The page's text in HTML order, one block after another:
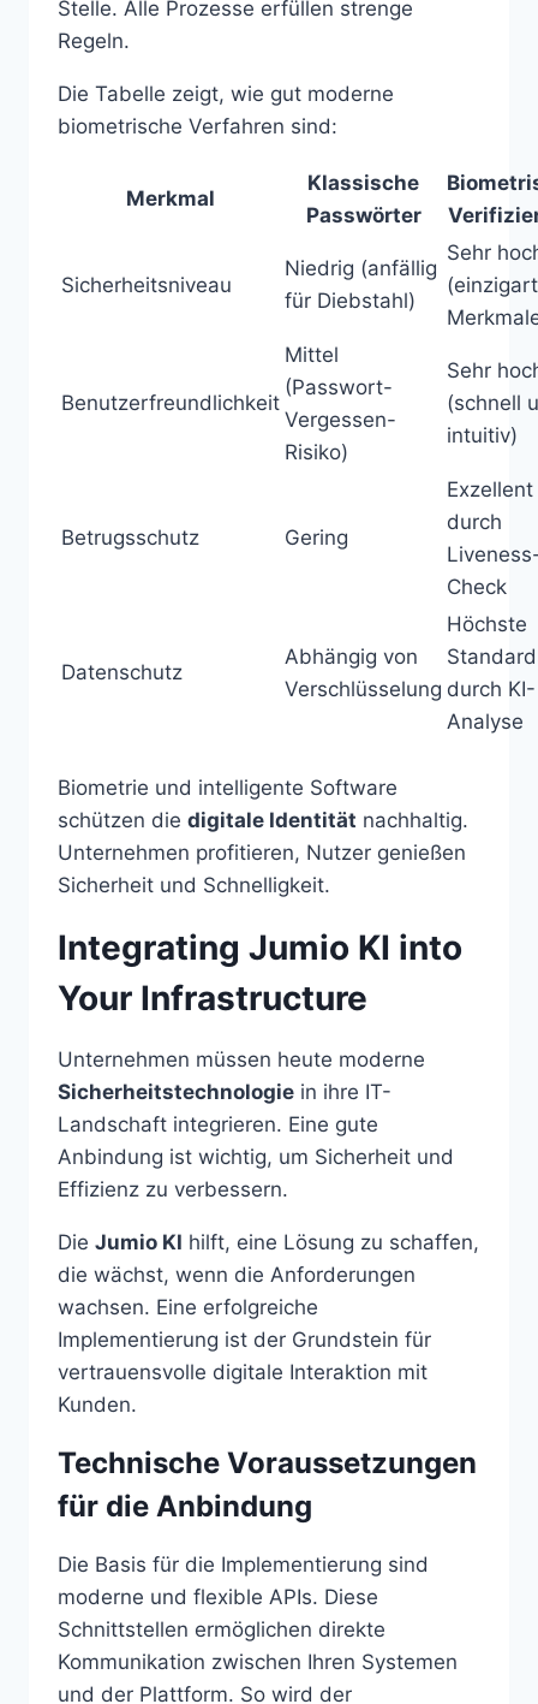
Stelle. Alle Prozesse erfüllen strenge
Regeln.
Die Tabelle zeigt, wie gut moderne
biometrische Verfahren sind:
Merkmal
Klassische
Passwörter
Sicherheitsniveau
Niedrig (anfällig
für Diebstahl)
Sehr
Benutzerfreundlichkeit
Mittel
(Passwort-
Vergessen-
Risiko)
Sehr
(schnell
intuitiv)
Betrugsschutz Gering
Exzellent
durch
Check
Datenschutz
Abhängig von
Verschlüsselung
Höchste
durch KI-
Analyse
Biometrie und intelligente Software
schützen die digitale Identität nachhaltig.
Unternehmen profitieren, Nutzer genießen
Sicherheit und Schnelligkeit.
Integrating Jumio KI into
Your Infrastructure
Unternehmen müssen heute moderne
Sicherheitstechnologie in ihre IT-
Landschaft integrieren. Eine gute
Anbindung ist wichtig, um Sicherheit und
Effizienz zu verbessern.
Die Jumio KI hilft, eine Lösung zu schaffen,
die wächst, wenn die Anforderungen
wachsen. Eine erfolgreiche
Implementierung ist der Grundstein für
vertrauensvolle digitale Interaktion mit
Kunden.
Technische Voraussetzungen
für die Anbindung
Die Basis für die Implementierung sind
moderne und flexible APIs. Diese
Schnittstellen ermöglichen direkte
Kommunikation zwischen Ihren Systemen
und der Plattform. So wird der